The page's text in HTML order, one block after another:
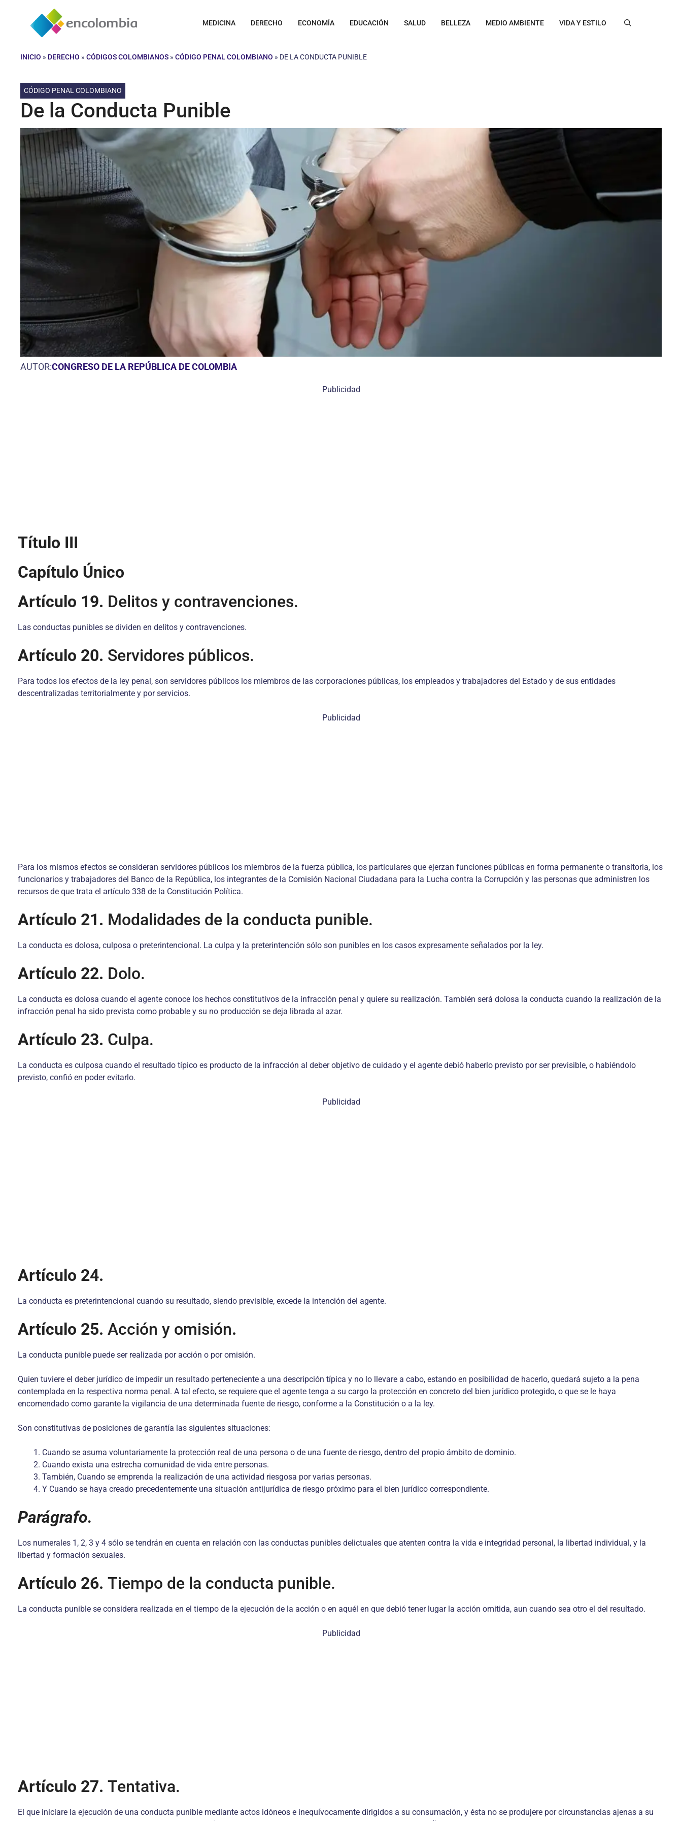
contenido
MEDICINA DERECHO ECONOMÍA EDUCACIÓN SALUD BELLEZA MEDIO AMBIENTE VIDA Y ESTILO
INICIO » DERECHO » CÓDIGOS COLOMBIANOS » CÓDIGO PENAL COLOMBIANO » DE LA CONDUCTA PUNIBLE
CÓDIGO PENAL COLOMBIANO
De la Conducta Punible
AUTOR:CONGRESO DE LA REPÚBLICA DE COLOMBIA
Publicidad
Título III
Capítulo Único
Artículo 19. Delitos y contravenciones.
Las conductas punibles se dividen en delitos y contravenciones.
Artículo 20. Servidores públicos.
Para todos los efectos de la ley penal, son servidores públicos los miembros de las corporaciones públicas, los empleados y trabajadores del Estado y de sus entidades
descentralizadas territorialmente y por servicios.
Publicidad
Para los mismos efectos se consideran servidores públicos los miembros de la fuerza pública, los particulares que ejerzan funciones públicas en forma permanente o transitoria, los
funcionarios y trabajadores del Banco de la República, los integrantes de la Comisión Nacional Ciudadana para la Lucha contra la Corrupción y las personas que administren los
recursos de que trata el artículo 338 de la Constitución Política.
Artículo 21. Modalidades de la conducta punible.
La conducta es dolosa, culposa o preterintencional. La culpa y la preterintención sólo son punibles en los casos expresamente señalados por la ley.
Artículo 22. Dolo.
La conducta es dolosa cuando el agente conoce los hechos constitutivos de la infracción penal y quiere su realización. También será dolosa la conducta cuando la realización de la
infracción penal ha sido prevista como probable y su no producción se deja librada al azar.
Artículo 23. Culpa.
La conducta es culposa cuando el resultado típico es producto de la infracción al deber objetivo de cuidado y el agente debió haberlo previsto por ser previsible, o habiéndolo
previsto, confió en poder evitarlo.
Publicidad
Artículo 24.
La conducta es preterintencional cuando su resultado, siendo previsible, excede la intención del agente.
Artículo 25. Acción y omisión.
La conducta punible puede ser realizada por acción o por omisión.
Quien tuviere el deber jurídico de impedir un resultado perteneciente a una descripción típica y no lo llevare a cabo, estando en posibilidad de hacerlo, quedará sujeto a la pena
contemplada en la respectiva norma penal. A tal efecto, se requiere que el agente tenga a su cargo la protección en concreto del bien jurídico protegido, o que se le haya
encomendado como garante la vigilancia de una determinada fuente de riesgo, conforme a la Constitución o a la ley.
Son constitutivas de posiciones de garantía las siguientes situaciones:
Cuando se asuma voluntariamente la protección real de una persona o de una fuente de riesgo, dentro del propio ámbito de dominio.
Cuando exista una estrecha comunidad de vida entre personas.
También, Cuando se emprenda la realización de una actividad riesgosa por varias personas.
Y Cuando se haya creado precedentemente una situación antijurídica de riesgo próximo para el bien jurídico correspondiente.
Parágrafo.
Los numerales 1, 2, 3 y 4 sólo se tendrán en cuenta en relación con las conductas punibles delictuales que atenten contra la vida e integridad personal, la libertad individual, y la
libertad y formación sexuales.
Artículo 26. Tiempo de la conducta punible.
La conducta punible se considera realizada en el tiempo de la ejecución de la acción o en aquél en que debió tener lugar la acción omitida, aun cuando sea otro el del resultado.
Publicidad
Artículo 27. Tentativa.
El que iniciare la ejecución de una conducta punible mediante actos idóneos e inequívocamente dirigidos a su consumación, y ésta no se produjere por circunstancias ajenas a su